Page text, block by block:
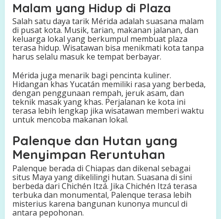
Malam yang Hidup di Plaza
Salah satu daya tarik Mérida adalah suasana malam
di pusat kota. Musik, tarian, makanan jalanan, dan
keluarga lokal yang berkumpul membuat plaza
terasa hidup. Wisatawan bisa menikmati kota tanpa
harus selalu masuk ke tempat berbayar.
Mérida juga menarik bagi pencinta kuliner.
Hidangan khas Yucatán memiliki rasa yang berbeda,
dengan penggunaan rempah, jeruk asam, dan
teknik masak yang khas. Perjalanan ke kota ini
terasa lebih lengkap jika wisatawan memberi waktu
untuk mencoba makanan lokal.
Palenque dan Hutan yang
Menyimpan Reruntuhan
Palenque berada di Chiapas dan dikenal sebagai
situs Maya yang dikelilingi hutan. Suasana di sini
berbeda dari Chichén Itzá. Jika Chichén Itzá terasa
terbuka dan monumental, Palenque terasa lebih
misterius karena bangunan kunonya muncul di
antara pepohonan.